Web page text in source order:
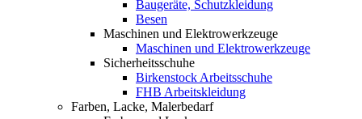
Baugeräte, Schutzkleidung
Besen
Maschinen und Elektrowerkzeuge
Maschinen und Elektrowerkzeuge
Sicherheitsschuhe
Birkenstock Arbeitsschuhe
FHB Arbeitskleidung
Farben, Lacke, Malerbedarf